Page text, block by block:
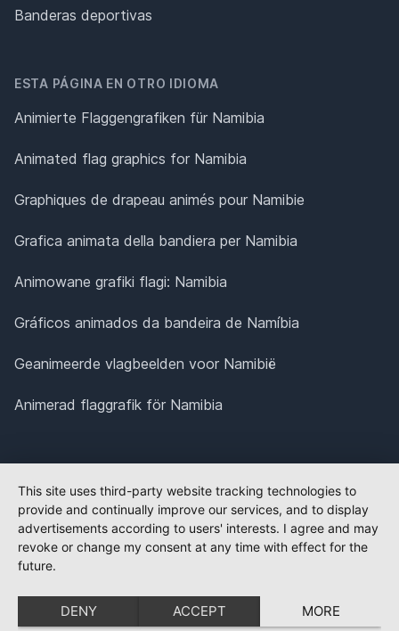
Banderas deportivas
ESTA PÁGINA EN OTRO IDIOMA
Animierte Flaggengrafiken für Namibia
Animated flag graphics for Namibia
Graphiques de drapeau animés pour Namibie
Grafica animata della bandiera per Namibia
Animowane grafiki flagi: Namibia
Gráficos animados da bandeira de Namíbia
Geanimeerde vlagbeelden voor Namibië
Animerad flaggrafik för Namibia
This site uses third-party website tracking technologies to
provide and continually improve our services, and to display
advertisements according to users' interests. I agree and may
revoke or change my consent at any time with effect for the
future.
DENY ACCEPT MORE